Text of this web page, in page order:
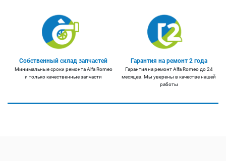
Собственный склад запчастей
Минимальные сроки ремонта Alfa Romeo
и только качественные запчасти
Гарантия на ремонт 2 года
Гарантия на ремонт Alfa Romeo до 24
месяцев. Мы уверены в качестве нашей
работы